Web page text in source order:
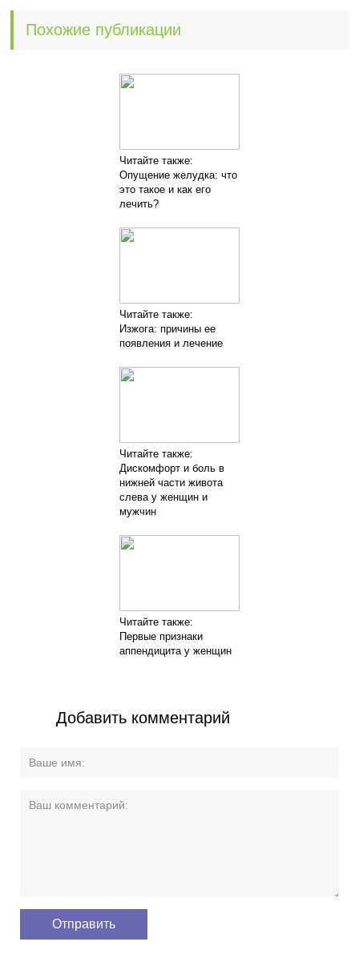
Похожие публикации
Читайте также:
Опущение желудка: что
это такое и как его
лечить?
Читайте также:
Изжога: причины ее
появления и лечение
Читайте также:
Дискомфорт и боль в
нижней части живота
слева у женщин и
мужчин
Читайте также:
Первые признаки
аппендицита у женщин
Добавить комментарий